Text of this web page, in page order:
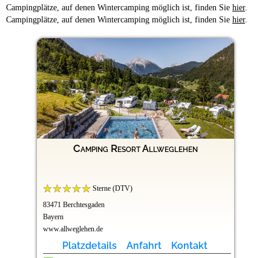
Campingplätze, auf denen Wintercamping möglich ist, finden Sie hier.
Campingplätze, auf denen Wintercamping möglich ist, finden Sie hier.
Camping Resort Allweglehen
Sterne (DTV)
83471 Berchtesgaden
Bayern
www.allweglehen.de
Platzdetails Anfahrt Kontakt